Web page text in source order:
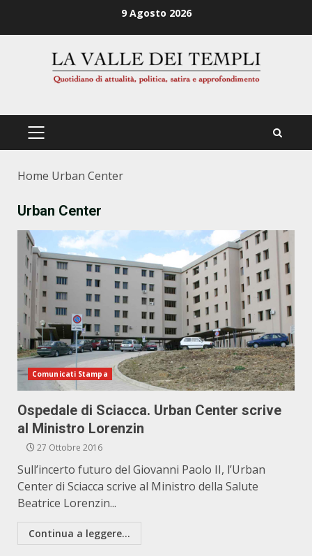
9 Agosto 2026
PRIMÄRES
Home Urban Center
Urban Center
Comunicati Stampa
Ospedale di Sciacca. Urban Center scrive
al Ministro Lorenzin
27 Ottobre 2016
Sull’incerto futuro del Giovanni Paolo II, l’Urban
Center di Sciacca scrive al Ministro della Salute
Beatrice Lorenzin...
Continua a leggere...